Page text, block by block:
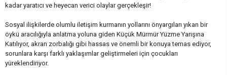
kadar yaratıcı ve heyecan verici olaylar gerçekleşir!
Sosyal ilişkilerde olumlu iletişim kurmanın yollarını önyargıları yıkan bir
öykü aracılığıyla anlatma yoluna giden Küçük Mürmür Yüzme Yarışına
Katılıyor, akran zorbalığı gibi hassas ve önemli bir konuya temas ediyor,
sorunlara karşı farklı yaklaşımlar geliştirmeleri için çocukları
yüreklendiriyor.